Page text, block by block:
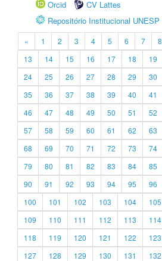
Orcid
CV Lattes
Repositório Institucional UNESP
« 1 2 3 4 5 6 7 8
13
14 15 16 17 18 19
24
25 26 27 28 29 30
35
36 37 38 39 40 41
46
47 48 49 50 51 52
57
58 59 60 61 62 63
68
69 70 71 72 73 74
79
80 81 82 83 84 85
90
91 92 93 94 95 96
100
101 102 103 104 105
109
110 111 112 113 114
118
119 120 121 122 123
127
128 129 130 131 132